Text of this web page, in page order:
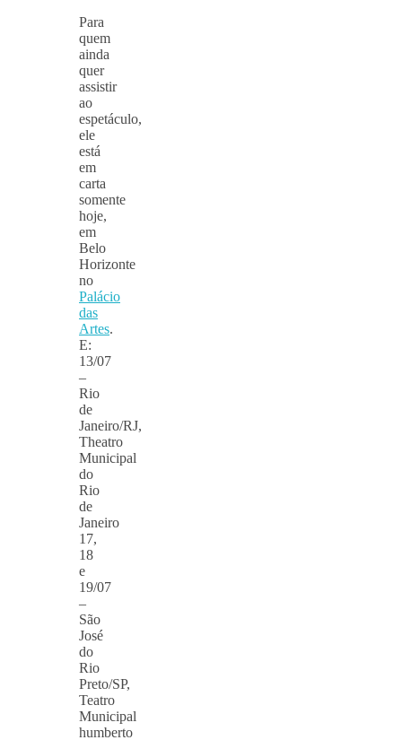
Para
quem
ainda
quer
assistir
ao
espetáculo,
ele
está
em
carta
somente
hoje,
em
Belo
Horizonte
no
Palácio
das
Artes.
E:
13/07
–
Rio
de
Janeiro/RJ,
Theatro
Municipal
do
Rio
de
Janeiro
17,
18
e
19/07
–
São
José
do
Rio
Preto/SP,
Teatro
Municipal
humberto